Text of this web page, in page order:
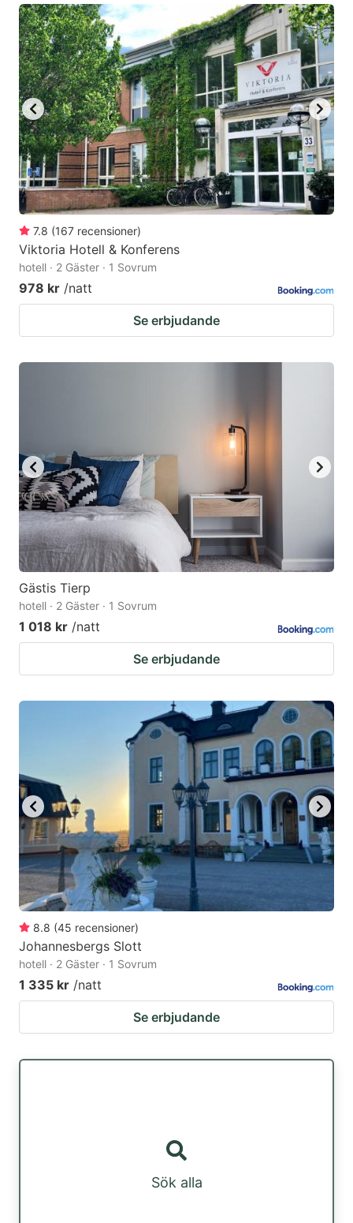
7.8 (167 recensioner)
Viktoria Hotell & Konferens
hotell · 2 Gäster · 1 Sovrum
978 kr /natt
Se erbjudande
Gästis Tierp
hotell · 2 Gäster · 1 Sovrum
1 018 kr /natt
Se erbjudande
8.8 (45 recensioner)
Johannesbergs Slott
hotell · 2 Gäster · 1 Sovrum
1 335 kr /natt
Se erbjudande
Sök alla